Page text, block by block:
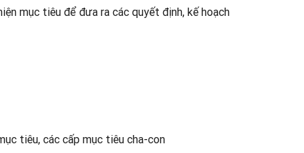
mục tiêu để đưa ra các quyết định, kế hoạch
tiêu, các cấp mục tiêu cha-con